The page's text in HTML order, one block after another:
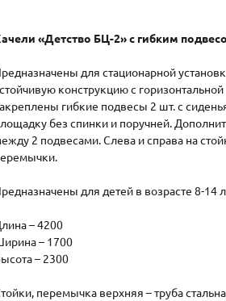
«Детство БЦ-2» с гибким
для стационарной
конструкцию с
гибкие подвесы 2 шт. с
без спинки и поручней.
2 подвесами. Слева и справа на
для детей в возрасте 8-14
– 4200
– 1700
– 2300
перемычка верхняя – труба